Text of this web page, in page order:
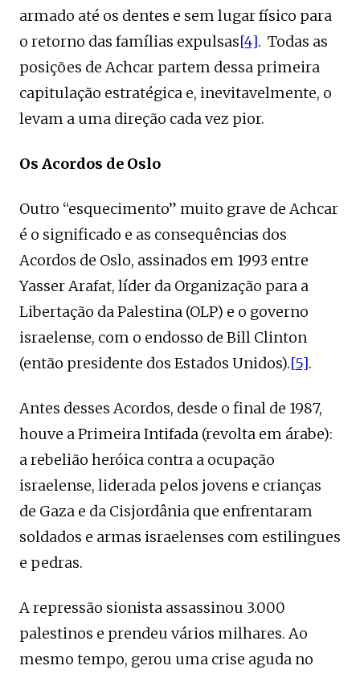
armado até os dentes e sem lugar físico para
o retorno das famílias expulsas[4]. Todas as
posições de Achcar partem dessa primeira
capitulação estratégica e, inevitavelmente, o
levam a uma direção cada vez pior.
Os Acordos de Oslo
Outro “esquecimento” muito grave de Achcar
é o significado e as consequências dos
Acordos de Oslo, assinados em 1993 entre
Yasser Arafat, líder da Organização para a
Libertação da Palestina (OLP) e o governo
israelense, com o endosso de Bill Clinton
(então presidente dos Estados Unidos).[5].
Antes desses Acordos, desde o final de 1987,
houve a Primeira Intifada (revolta em árabe):
a rebelião heróica contra a ocupação
israelense, liderada pelos jovens e crianças
de Gaza e da Cisjordânia que enfrentaram
soldados e armas israelenses com estilingues
e pedras.
A repressão sionista assassinou 3.000
palestinos e prendeu vários milhares. Ao
mesmo tempo, gerou uma crise aguda no